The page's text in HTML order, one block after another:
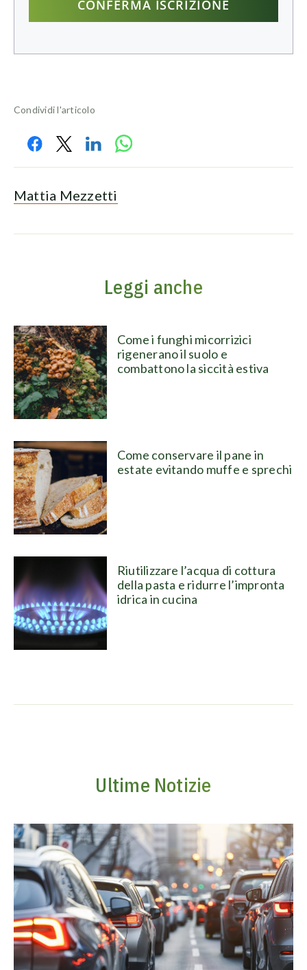
Condividi l'articolo
Mattia Mezzetti
Leggi anche
Come i funghi micorrizici
rigenerano il suolo e
combattono la siccità estiva
Come conservare il pane in
estate evitando muffe e sprechi
Riutilizzare l’acqua di cottura
della pasta e ridurre l’impronta
idrica in cucina
Ultime Notizie